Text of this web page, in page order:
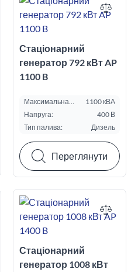
Стаціонарний
генератор 792 кВт AP
1100 B
Максимальна
потужність ESP,
кВА:
1100 кВА
Напруга:
400 В
Тип палива:
Дизель
Переглянути
Стаціонарний
генератор 1008 кВт